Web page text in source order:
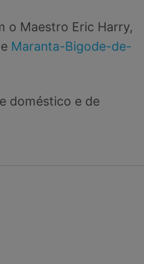
o Maestro Eric Harry,
e Maranta-Bigode-de-
doméstico e de